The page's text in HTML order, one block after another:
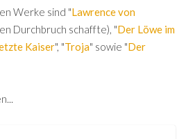
Werke sind "Lawrence von
Durchbruch schaffte), "Der Löwe im
Kaiser", "Troja" sowie "Der